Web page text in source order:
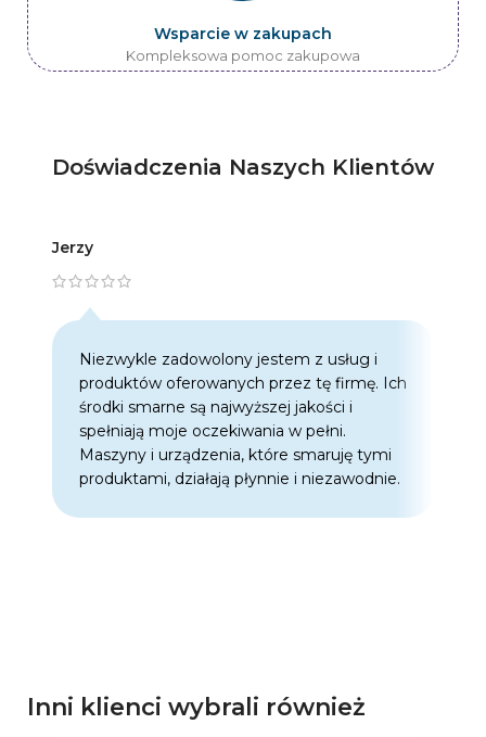
Wsparcie w zakupach
Kompleksowa pomoc zakupowa
Doświadczenia Naszych Klientów
Jerzy
Niezwykle zadowolony jestem z usług i
produktów oferowanych przez tę firmę. Ich
środki smarne są najwyższej jakości i
spełniają moje oczekiwania w pełni.
Maszyny i urządzenia, które smaruję tymi
produktami, działają płynnie i niezawodnie.
Inni klienci wybrali również